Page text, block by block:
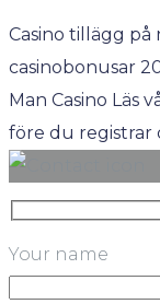
Casino tillägg på
casinobonusar
Man Casino Läs
före du registrar
Your name